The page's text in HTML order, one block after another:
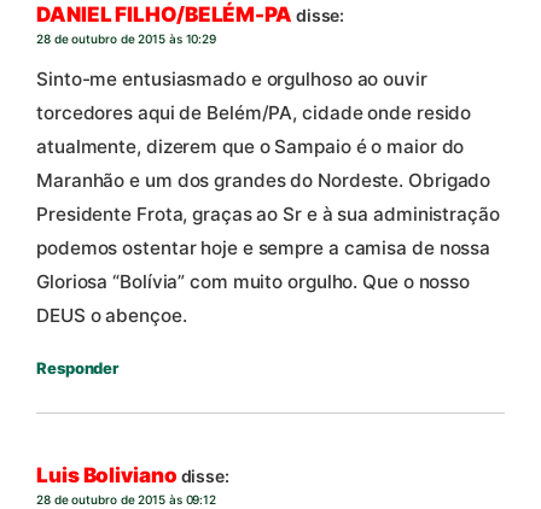
DANIEL FILHO/BELÉM-PA disse:
28 de outubro de 2015 às 10:29
Sinto-me entusiasmado e orgulhoso ao ouvir
torcedores aqui de Belém/PA, cidade onde resido
atualmente, dizerem que o Sampaio é o maior do
Maranhão e um dos grandes do Nordeste. Obrigado
Presidente Frota, graças ao Sr e à sua administração
podemos ostentar hoje e sempre a camisa de nossa
Gloriosa “Bolívia” com muito orgulho. Que o nosso
DEUS o abençoe.
Responder
Luis Boliviano disse:
28 de outubro de 2015 às 09:12